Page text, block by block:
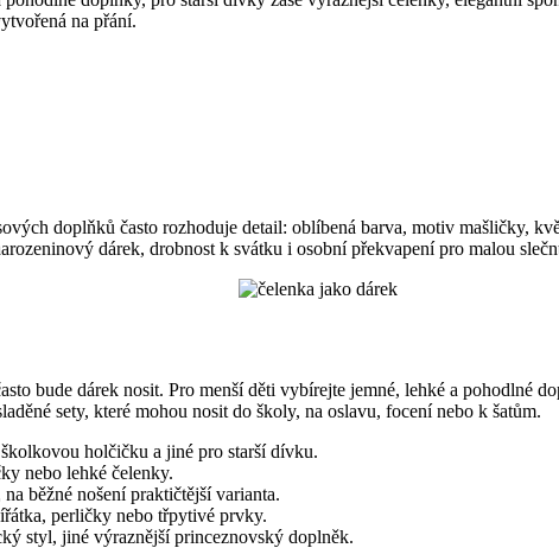
na přání.
doplňků často rozhoduje detail: oblíbená barva, motiv mašličky,
dárek, drobnost k svátku i osobní překvapení pro malou
bude dárek nosit. Pro menší děti vybírejte jemné, lehké a pohodlné
sety, které mohou nosit do školy, na oslavu, focení nebo k šatům.
holčičku a jiné pro starší dívku.
nebo lehké čelenky.
běžné nošení praktičtější varianta.
perličky nebo třpytivé prvky.
styl, jiné výraznější princeznovský doplněk.